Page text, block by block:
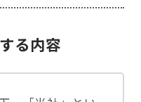
る内容